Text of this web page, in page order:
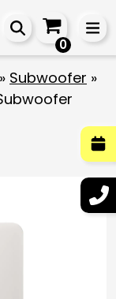
0
» Subwoofer »